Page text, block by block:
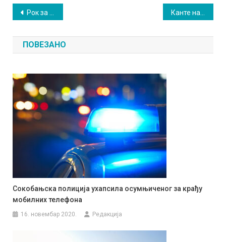
Кретање
чланка
Рок за пријаву на еАграр је неограничен
ПОВЕЗАНО
Сокобањска полиција ухапсила осумњиченог за крађу
мобилних телефона
16. новембар 2020. Редакција